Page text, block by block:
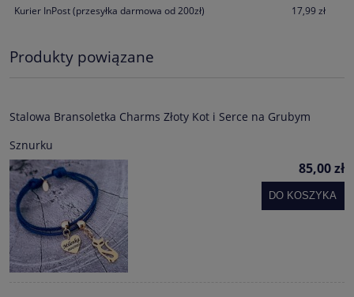
Kurier InPost(przesyłka darmowa od 200zł) 17,99 zł
Produkty powiązane
Stalowa Bransoletka Charms Złoty Kot i Serce na Grubym
Sznurku
85,00 zł
DO KOSZYKA